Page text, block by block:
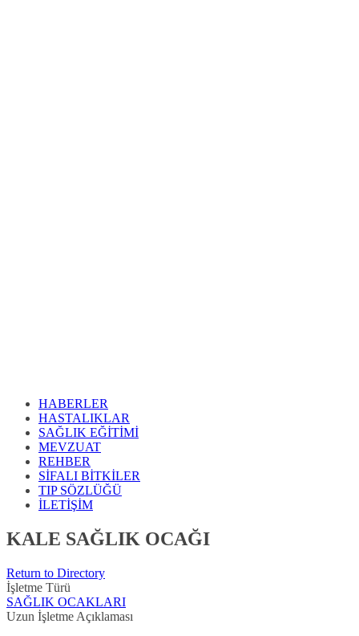
HABERLER
HASTALIKLAR
SAĞLIK EĞİTİMİ
MEVZUAT
REHBER
SİFALI BİTKİLER
TIP SÖZLÜĞÜ
İLETİŞİM
KALE SAĞLIK OCAĞI
Return to Directory
İşletme Türü
SAĞLIK OCAKLARI
Uzun İşletme Açıklaması